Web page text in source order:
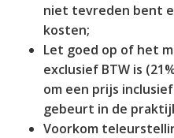
niet tevreden bent
kosten;
Let goed op of het
exclusief BTW is
om een prijs
gebeurt in de
Voorkom